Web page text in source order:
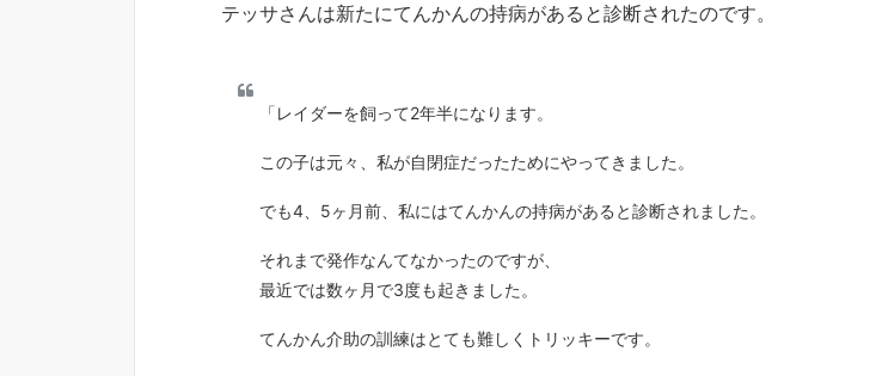
テッサさんは新たにてんかんの持病があると診断されたのです。
「レイダーを飼って2年半になります。
この子は元々、私が自閉症だったためにやってきました。
でも4、5ヶ月前、私にはてんかんの持病があると診断されました。
それまで発作なんてなかったのですが、
最近では数ヶ月で3度も起きました。
てんかん介助の訓練はとても難しくトリッキーです。